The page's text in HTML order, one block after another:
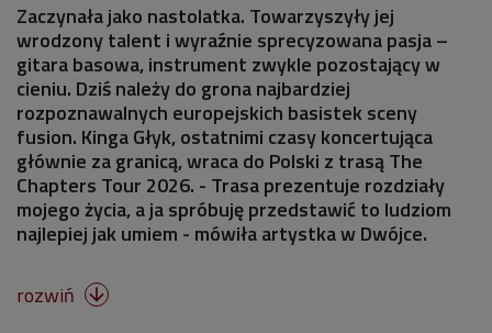
Zaczynała jako nastolatka. Towarzyszyły jej
wrodzony talent i wyraźnie sprecyzowana pasja –
gitara basowa, instrument zwykle pozostający w
cieniu. Dziś należy do grona najbardziej
rozpoznawalnych europejskich basistek sceny
fusion. Kinga Głyk, ostatnimi czasy koncertująca
głównie za granicą, wraca do Polski z trasą The
Chapters Tour 2026. - Trasa prezentuje rozdziały
mojego życia, a ja spróbuję przedstawić to ludziom
najlepiej jak umiem - mówiła artystka w Dwójce.
rozwiń 